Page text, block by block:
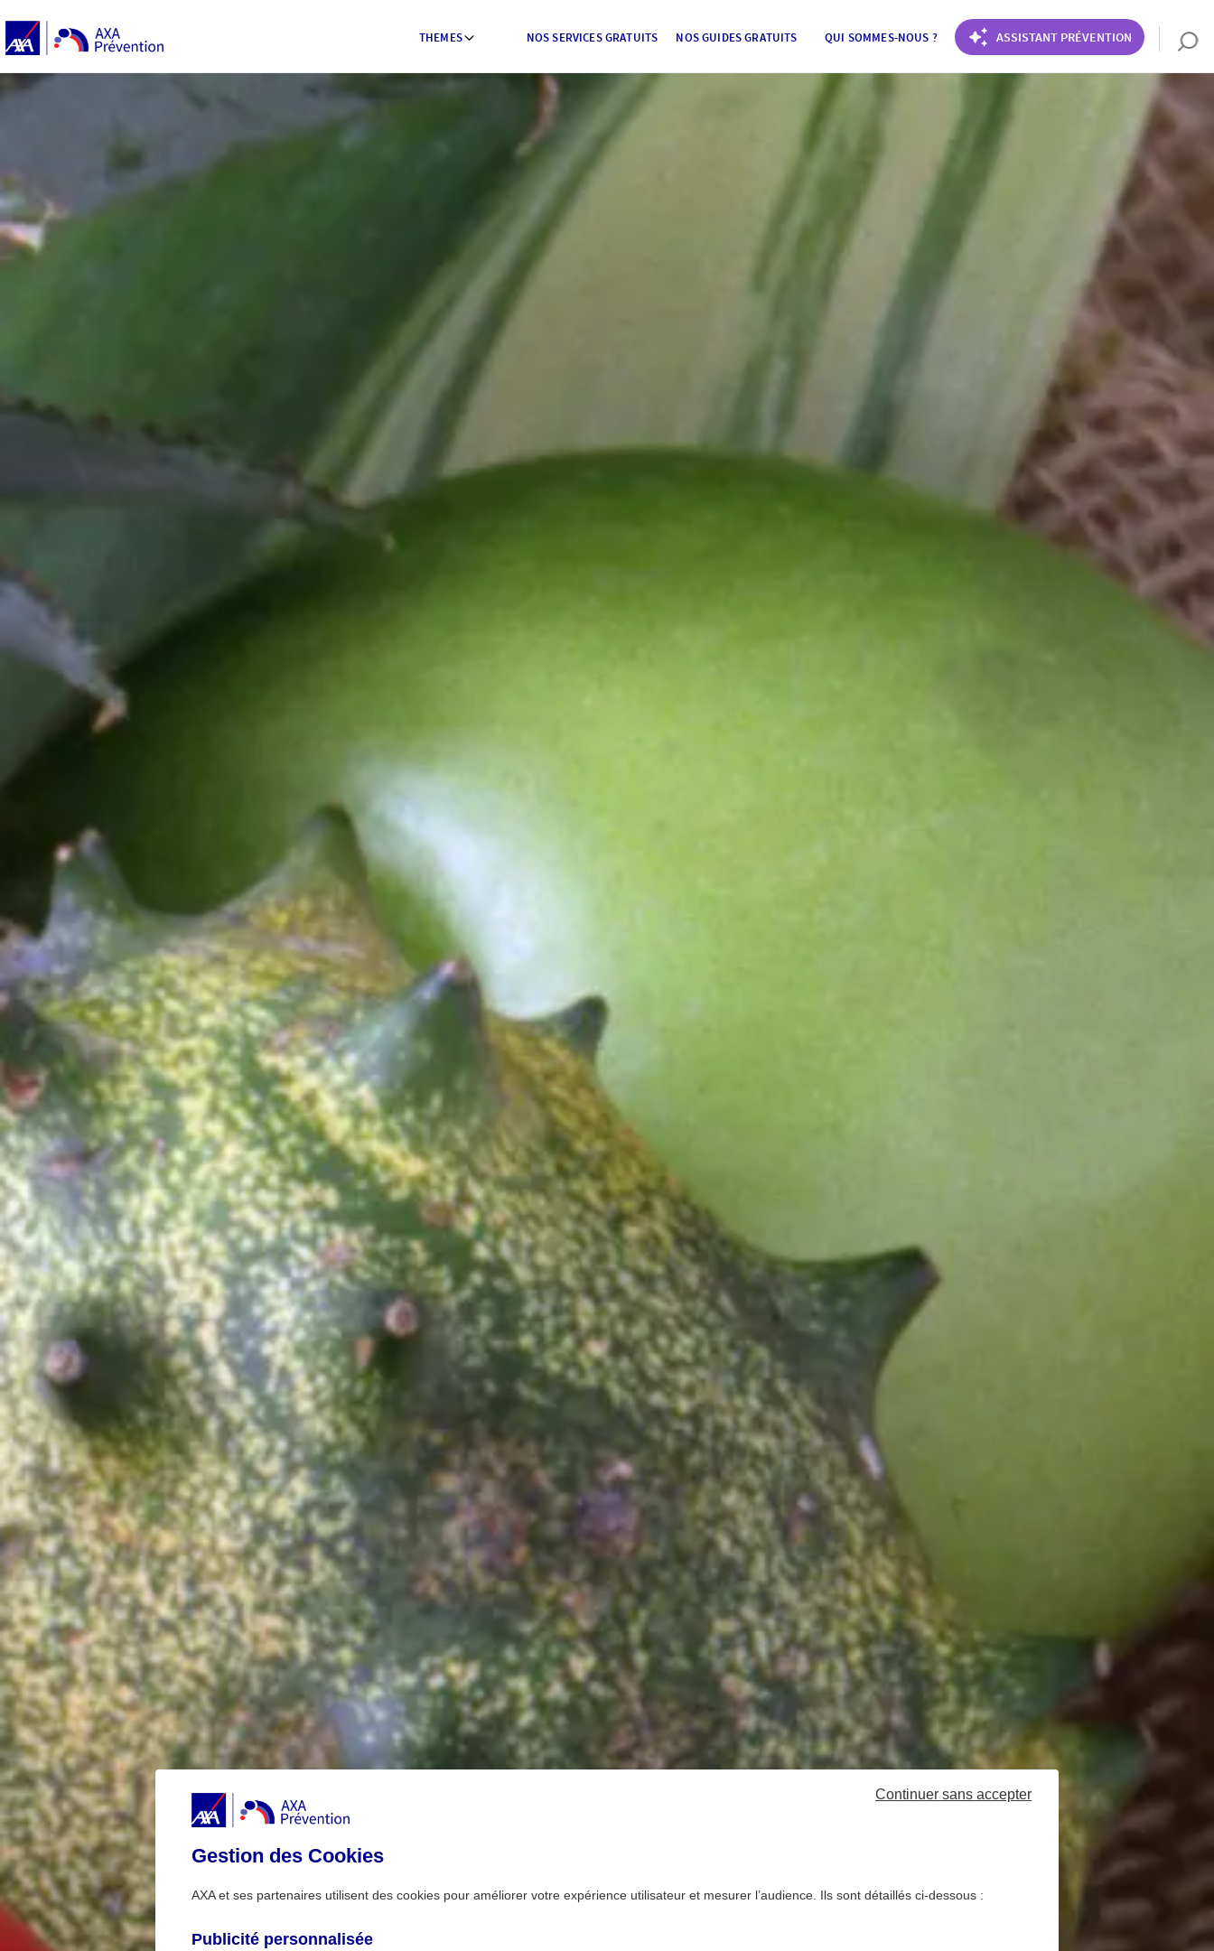
THEMES NOS SERVICES GRATUITS NOS GUIDES GRATUITS QUI SOMMES-NOUS ? ASSISTANT PRÉVENTION
Gestion des Cookies
AXA et ses partenaires utilisent des cookies pour améliorer votre expérience utilisateur et mesurer l’audience. Ils sont détaillés ci-dessous :
Publicité personnalisée
Continuer sans accepter